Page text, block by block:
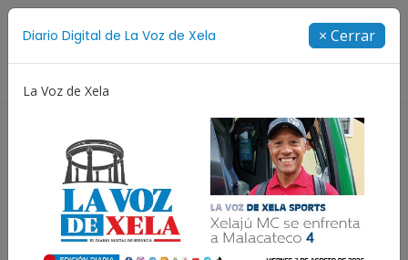
Diario Digital de La Voz de Xela × Cerrar
La Voz de Xela